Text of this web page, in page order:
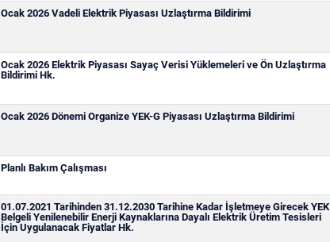
Ocak 2026 Vadeli Elektrik Piyasası Uzlaştırma Bildirimi
Ocak 2026 Elektrik Piyasası Sayaç Verisi Yüklemeleri ve Ön Uzlaştırma
Bildirimi Hk.
Ocak 2026 Dönemi Organize YEK-G Piyasası Uzlaştırma Bildirimi
Planlı Bakım Çalışması
01.07.2021 Tarihinden 31.12.2030 Tarihine Kadar İşletmeye Girecek YEK
Belgeli Yenilenebilir Enerji Kaynaklarına Dayalı Elektrik Üretim Tesisleri
İçin Uygulanacak Fiyatlar Hk.